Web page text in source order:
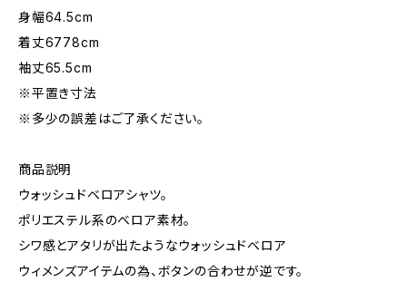
身幅64.5cm
着丈6778cm
袖丈65.5cm
※平置き寸法
※多少の誤差はご了承ください。
商品説明
ウォッシュドベロアシャツ。
ポリエステル系のベロア素材。
シワ感とアタリが出たようなウォッシュドベロア
ウィメンズアイテムの為、ボタンの合わせが逆です。